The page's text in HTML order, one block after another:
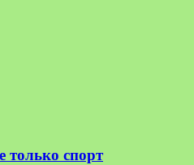
только спорт